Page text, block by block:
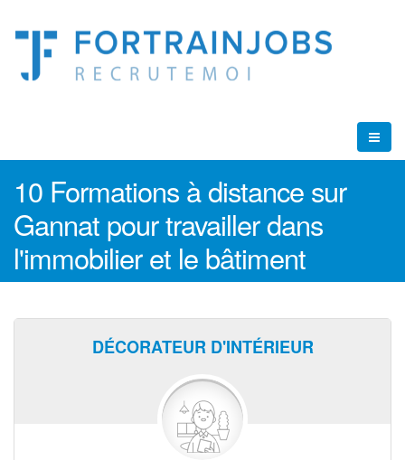
10 Formations à distance sur
Gannat pour travailler dans
l'immobilier et le bâtiment
DÉCORATEUR D'INTÉRIEUR